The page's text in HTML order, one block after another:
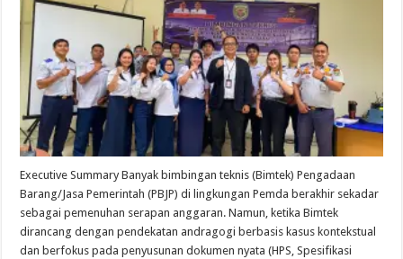
Executive Summary Banyak bimbingan teknis (Bimtek) Pengadaan
Barang/Jasa Pemerintah (PBJP) di lingkungan Pemda berakhir sekadar
sebagai pemenuhan serapan anggaran. Namun, ketika Bimtek
dirancang dengan pendekatan andragogi berbasis kasus kontekstual
dan berfokus pada penyusunan dokumen nyata (HPS, Spesifikasi